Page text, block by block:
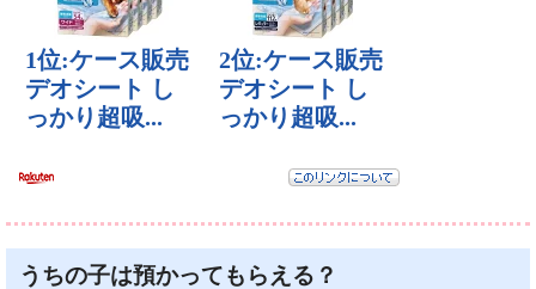
うちの子は預かってもらえる？